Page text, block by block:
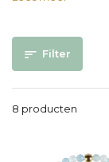
Filter
8 producten